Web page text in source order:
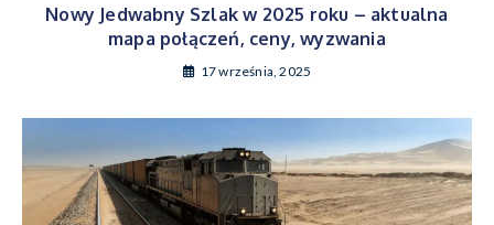
Nowy Jedwabny Szlak w 2025 roku – aktualna
mapa połączeń, ceny, wyzwania
17 września, 2025